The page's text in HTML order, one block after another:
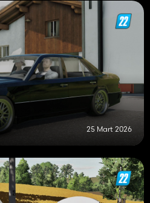
25 Mart 2026